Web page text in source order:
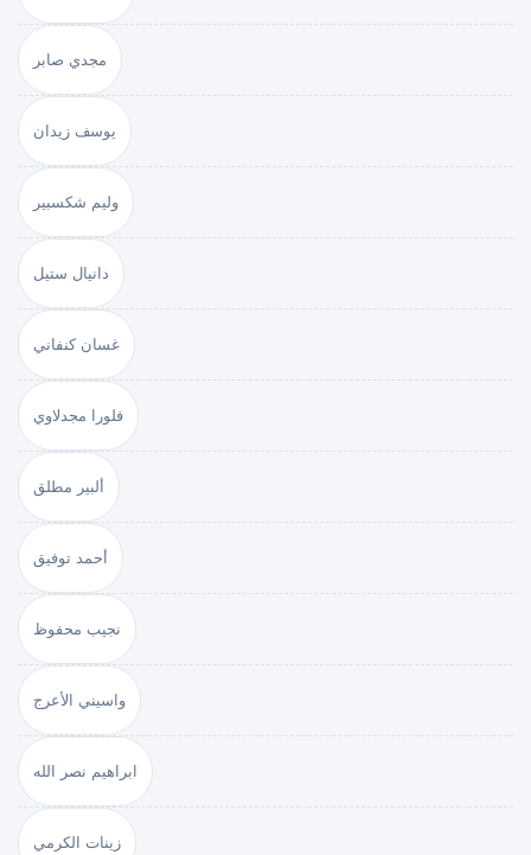
مجدي صابر
يوسف زيدان
وليم شكسبير
دانيال ستيل
غسان كنفاني
فلورا مجدلاوي
ألبير مطلق
أحمد توفيق
نجيب محفوظ
واسيني الأعرج
ابراهيم نصر الله
زينات الكرمي